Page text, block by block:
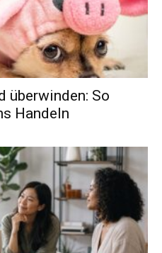
überwinden: So
Handeln